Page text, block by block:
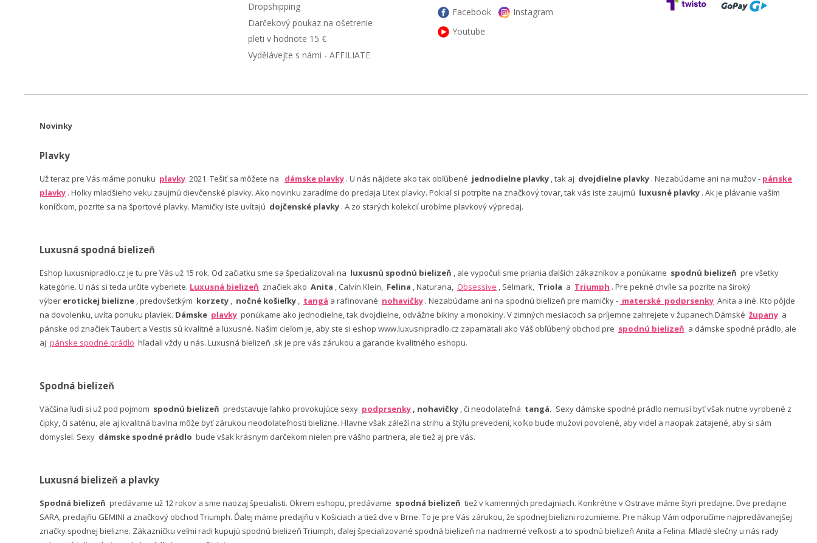
Dropshipping
Darčekový poukaz na ošetrenie
pleti v hodnote 15 €
Vydělávejte s námi - AFFILIATE
Facebook
Instagram
Youtube
Novinky
Plavky
Už teraz pre Vás máme ponuku plavky 2021. Tešiť sa môžete na dámske plavky . U nás nájdete ako tak obľúbené jednodielne plavky , tak aj dvojdielne plavky . Nezabúdame ani na mužov - pánske
plavky . Holky mladšieho veku zaujmú dievčenské plavky. Ako novinku zaradíme do predaja Litex plavky. Pokiaľ si potrpíte na značkový tovar, tak vás iste zaujmú luxusné plavky . Ak je plávanie vašim
koníčkom, pozrite sa na športové plavky. Mamičky iste uvítajú dojčenské plavky . A zo starých kolekcií urobíme plavkový výpredaj.
Luxusná spodná bielizeň
Eshop luxusnipradlo.cz je tu pre Vás už 15 rok. Od začiatku sme sa špecializovali na luxusnú spodnú bielizeň , ale vypočuli sme priania ďalších zákazníkov a ponúkame spodnú bielizeň pre všetky
kategórie. U nás si teda určite vyberiete. Luxusná bielizeň značiek ako Anita , Calvin Klein, Felina , Naturana, Obsessive , Selmark, Triola a Triumph . Pre pekné chvíle sa pozrite na široký
výber erotickej bielizne , predovšetkým korzety , nočné košieľky , tangá a rafinované nohavičky . Nezabúdame ani na spodnú bielizeň pre mamičky - materské podprsenky Anita a iné. Kto pôjde
na dovolenku, uvíta ponuku plaviek. Dámske plavky ponúkame ako jednodielne, tak dvojdielne, odvážne bikiny a monokiny. V zimných mesiacoch sa príjemne zahrejete v županech.Dámské župany a
pánske od značiek Taubert a Vestis sú kvalitné a luxusné. Našim cieľom je, aby ste si eshop www.luxusnipradlo.cz zapamätali ako Váš obľúbený obchod pre spodnú bielizeň a dámske spodné prádlo, ale
aj pánske spodné prádlo hľadali vždy u nás. Luxusná bielizeň .sk je pre vás zárukou a garancie kvalitného eshopu.
Spodná bielizeň
Väčšina ľudí si už pod pojmom spodnú bielizeň predstavuje ľahko provokujúce sexy podprsenky , nohavičky , či neodolateľná tangá. Sexy dámske spodné prádlo nemusí byť však nutne vyrobené z
čipky, či saténu, ale aj kvalitná bavlna môže byť zárukou neodolateľnosti bielizne. Hlavne však záleží na strihu a štýlu prevedení, koľko bude mužovi povolené, aby videl a naopak zatajené, aby si sám
domyslel. Sexy dámske spodné prádlo bude však krásnym darčekom nielen pre vášho partnera, ale tiež aj pre vás.
Luxusná bielizeň a plavky
Spodná bielizeň predávame už 12 rokov a sme naozaj špecialisti. Okrem eshopu, predávame spodná bielizeň tiež v kamenných predajniach. Konkrétne v Ostrave máme štyri predajne. Dve predajne
SARA, predajňu GEMINI a značkový obchod Triumph. Ďalej máme predajňu v Košiciach a tiež dve v Brne. To je pre Vás zárukou, že spodnej bielizni rozumieme. Pre nákup Vám odporučíme najpredávanejšej
značky spodnej bielizne. Zákazníčku veľmi radi kupujú spodnú bielizeň Triumph, ďalej špecializované spodná bielizeň na nadmerné veľkosti a to spodnú bielizeň Anita a Felina. Mladé slečny u nás rady